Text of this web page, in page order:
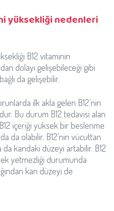
yüksekliği nedenleri
B12 vitaminin
dolayı gelişebileceği gibi
da gelişebilir.
ilk akla gelen B12’nin
Bu durum B12 tedavisi alan
içeriği yüksek bir beslenme
da olabilir. B12’nin vücuttan
kandaki düzeyi artabilir. B12
yetmezliği durumunda
kan düzeyi de